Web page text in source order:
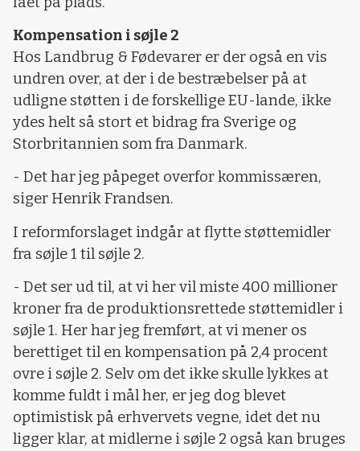
Kompensation i søjle 2
Hos Landbrug & Fødevarer er der også en vis
undren over, at der i de bestræbelser på at
udligne støtten i de forskellige EU-lande, ikke
ydes helt så stort et bidrag fra Sverige og
Storbritannien som fra Danmark.
- Det har jeg påpeget overfor kommissæren,
siger Henrik Frandsen.
I reformforslaget indgår at flytte støttemidler
fra søjle 1 til søjle 2.
- Det ser ud til, at vi her vil miste 400 millioner
kroner fra de produktionsrettede støttemidler i
søjle 1. Her har jeg fremført, at vi mener os
berettiget til en kompensation på 2,4 procent
ovre i søjle 2. Selv om det ikke skulle lykkes at
komme fuldt i mål her, er jeg dog blevet
optimistisk på erhvervets vegne, idet det nu
ligger klar, at midlerne i søjle 2 også kan bruges